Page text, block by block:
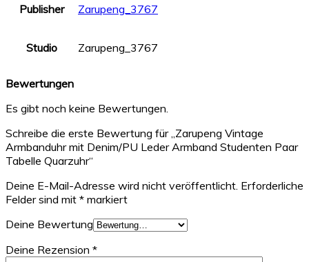
Publisher Zarupeng_3767
Studio Zarupeng_3767
Bewertungen
Es gibt noch keine Bewertungen.
Schreibe die erste Bewertung für „Zarupeng Vintage
Armbanduhr mit Denim/PU Leder Armband Studenten Paar
Tabelle Quarzuhr“
Deine E-Mail-Adresse wird nicht veröffentlicht. Erforderliche
Felder sind mit * markiert
Deine Bewertung
Deine Rezension *